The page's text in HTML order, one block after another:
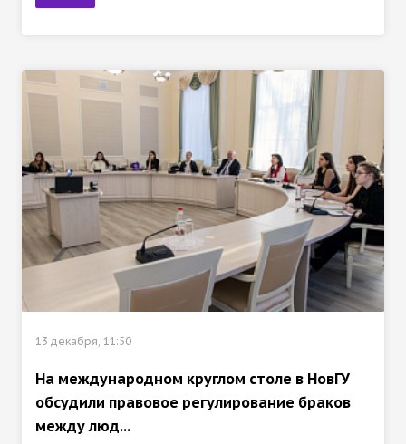
13 декабря, 11:50
На международном круглом столе в НовГУ
обсудили правовое регулирование браков
между люд...